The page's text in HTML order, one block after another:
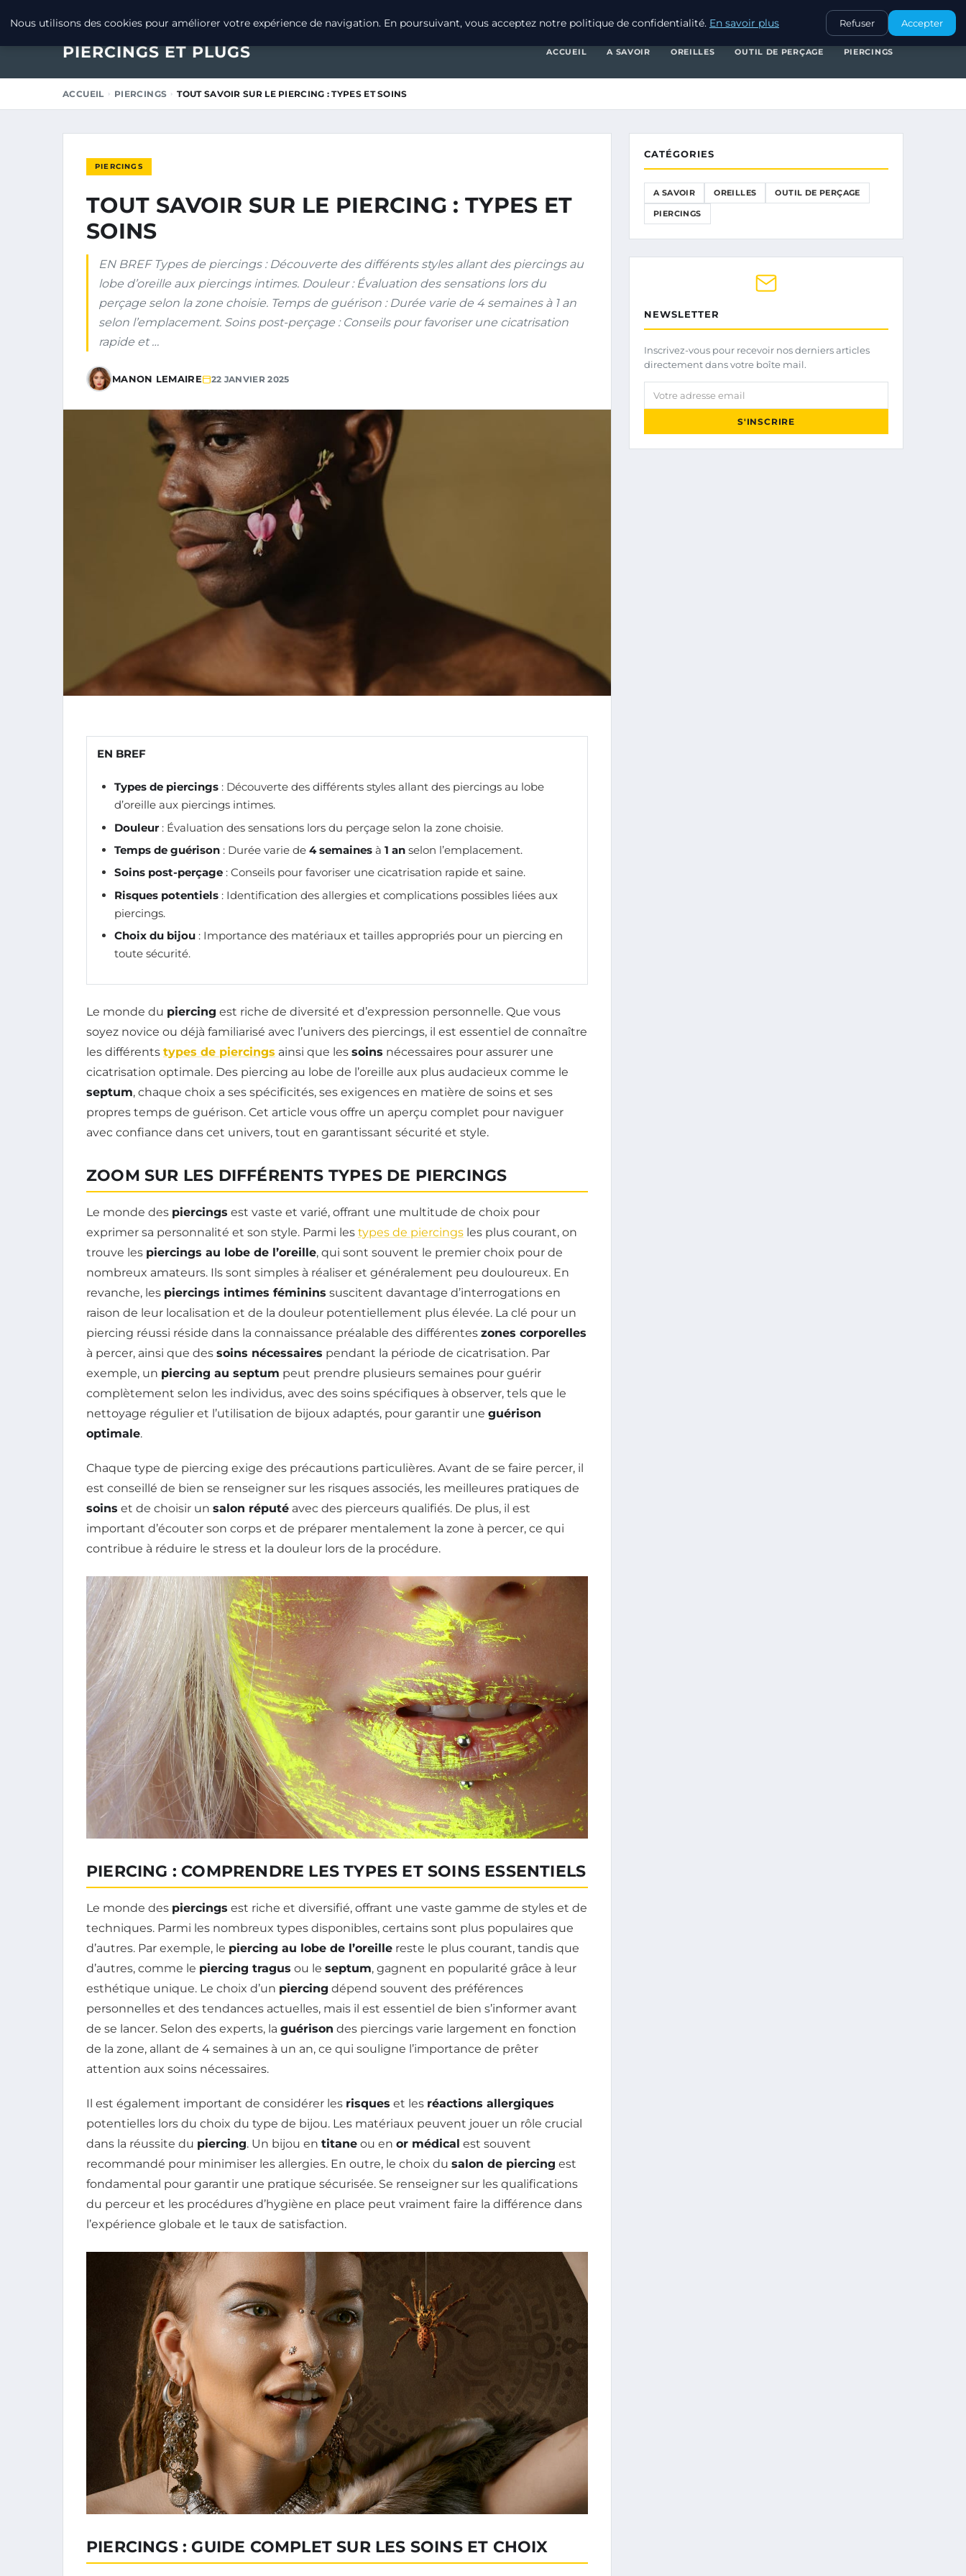
OUTIL DE PERÇAGEPIERCINGS
PIERCINGS ET PLUGS ACCUEIL A SAVOIR OREILLES OUTIL DE PERÇAGE PIERCINGS
ACCUEIL PIERCINGS TOUT SAVOIR SUR LE PIERCING : TYPES ET SOINS
PIERCINGS
TOUT SAVOIR SUR LE PIERCING : TYPES ET
SOINS
EN BREF Types de piercings : Découverte des différents styles allant des piercings au
lobe d’oreille aux piercings intimes. Douleur : Évaluation des sensations lors du
perçage selon la zone choisie. Temps de guérison : Durée varie de 4 semaines à 1 an
selon l’emplacement. Soins post-perçage : Conseils pour favoriser une cicatrisation
rapide et …
MANON LEMAIRE 22 JANVIER 2025
EN BREF
Types de piercings : Découverte des différents styles allant des piercings au lobe
d’oreille aux piercings intimes.
Douleur : Évaluation des sensations lors du perçage selon la zone choisie.
Temps de guérison : Durée varie de 4 semaines à 1 an selon l’emplacement.
Soins post-perçage : Conseils pour favoriser une cicatrisation rapide et saine.
Risques potentiels : Identification des allergies et complications possibles liées aux
piercings.
Choix du bijou : Importance des matériaux et tailles appropriés pour un piercing en
toute sécurité.
Le monde du piercing est riche de diversité et d’expression personnelle. Que vous
soyez novice ou déjà familiarisé avec l’univers des piercings, il est essentiel de connaître
les différents types de piercings ainsi que les soins nécessaires pour assurer une
cicatrisation optimale. Des piercing au lobe de l’oreille aux plus audacieux comme le
septum, chaque choix a ses spécificités, ses exigences en matière de soins et ses
propres temps de guérison. Cet article vous offre un aperçu complet pour naviguer
avec confiance dans cet univers, tout en garantissant sécurité et style.
ZOOM SUR LES DIFFÉRENTS TYPES DE PIERCINGS
Le monde des piercings est vaste et varié, offrant une multitude de choix pour
exprimer sa personnalité et son style. Parmi les types de piercings les plus courant, on
trouve les piercings au lobe de l’oreille, qui sont souvent le premier choix pour de
nombreux amateurs. Ils sont simples à réaliser et généralement peu douloureux. En
revanche, les piercings intimes féminins suscitent davantage d’interrogations en
raison de leur localisation et de la douleur potentiellement plus élevée. La clé pour un
piercing réussi réside dans la connaissance préalable des différentes zones corporelles
à percer, ainsi que des soins nécessaires pendant la période de cicatrisation. Par
exemple, un piercing au septum peut prendre plusieurs semaines pour guérir
complètement selon les individus, avec des soins spécifiques à observer, tels que le
nettoyage régulier et l’utilisation de bijoux adaptés, pour garantir une guérison
optimale.
Chaque type de piercing exige des précautions particulières. Avant de se faire percer, il
est conseillé de bien se renseigner sur les risques associés, les meilleures pratiques de
soins et de choisir un salon réputé avec des pierceurs qualifiés. De plus, il est
important d’écouter son corps et de préparer mentalement la zone à percer, ce qui
contribue à réduire le stress et la douleur lors de la procédure.
PIERCING : COMPRENDRE LES TYPES ET SOINS ESSENTIELS
Le monde des piercings est riche et diversifié, offrant une vaste gamme de styles et de
techniques. Parmi les nombreux types disponibles, certains sont plus populaires que
d’autres. Par exemple, le piercing au lobe de l’oreille reste le plus courant, tandis que
d’autres, comme le piercing tragus ou le septum, gagnent en popularité grâce à leur
esthétique unique. Le choix d’un piercing dépend souvent des préférences
personnelles et des tendances actuelles, mais il est essentiel de bien s’informer avant
de se lancer. Selon des experts, la guérison des piercings varie largement en fonction
de la zone, allant de 4 semaines à un an, ce qui souligne l’importance de prêter
attention aux soins nécessaires.
Il est également important de considérer les risques et les réactions allergiques
potentielles lors du choix du type de bijou. Les matériaux peuvent jouer un rôle crucial
dans la réussite du piercing. Un bijou en titane ou en or médical est souvent
recommandé pour minimiser les allergies. En outre, le choix du salon de piercing est
fondamental pour garantir une pratique sécurisée. Se renseigner sur les qualifications
du perceur et les procédures d’hygiène en place peut vraiment faire la différence dans
l’expérience globale et le taux de satisfaction.
PIERCINGS : GUIDE COMPLET SUR LES SOINS ET CHOIX
CATÉGORIES
A SAVOIR OREILLES OUTIL DE PERÇAGE
PIERCINGS
NEWSLETTER
Inscrivez-vous pour recevoir nos derniers articles
directement dans votre boîte mail.
Votre adresse email
S'INSCRIRE
Nous utilisons des cookies pour améliorer votre expérience de navigation. En poursuivant, vous acceptez notre politique de confidentialité. En savoir plus Refuser Accepter